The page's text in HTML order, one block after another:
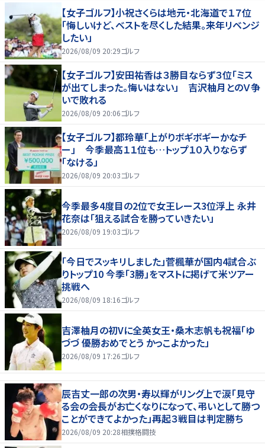
【女子ゴルフ】小祝さくらは地元・北海道で１７位
「悔しいけど、ベストを尽くした結果。来年リベンジ
したい」
2026/08/09 20:29ゴルフ
【女子ゴルフ】安田祐香は３勝目ならず３位「ミス
が出てしまった。悔いはない」 吉沢柚月とのＶ争
いで敗れる
2026/08/09 20:06ゴルフ
【女子ゴルフ】都玲華「上がりボギボギーかなチ
ー」 今季最高１１位も…トップ１０入りならず
「なける」
2026/08/09 20:03ゴルフ
今季最多4度目の2位で女王レース3位浮上 永井
花奈は「狙える試合を勝っていきたい」
2026/08/09 19:03ゴルフ
「今日でスッキリしました」菅楓華が国内4試合ぶ
りトップ10 今季「3勝」をマストに掲げて米ツアー
挑戦へ
2026/08/09 18:16ゴルフ
吉澤柚月の初Vに全英女王・桑木志帆も祝福「ゆ
づづ 優勝おめでとう かっこよかった」
2026/08/09 17:26ゴルフ
辰吉丈一郎の次男・寿以輝がリング上で涙「見守
る会の会長がお亡くなりになって、弔いとして勝つ
ことができてよかった」再起３戦目は判定勝ち
2026/08/09 20:28相撲格闘技